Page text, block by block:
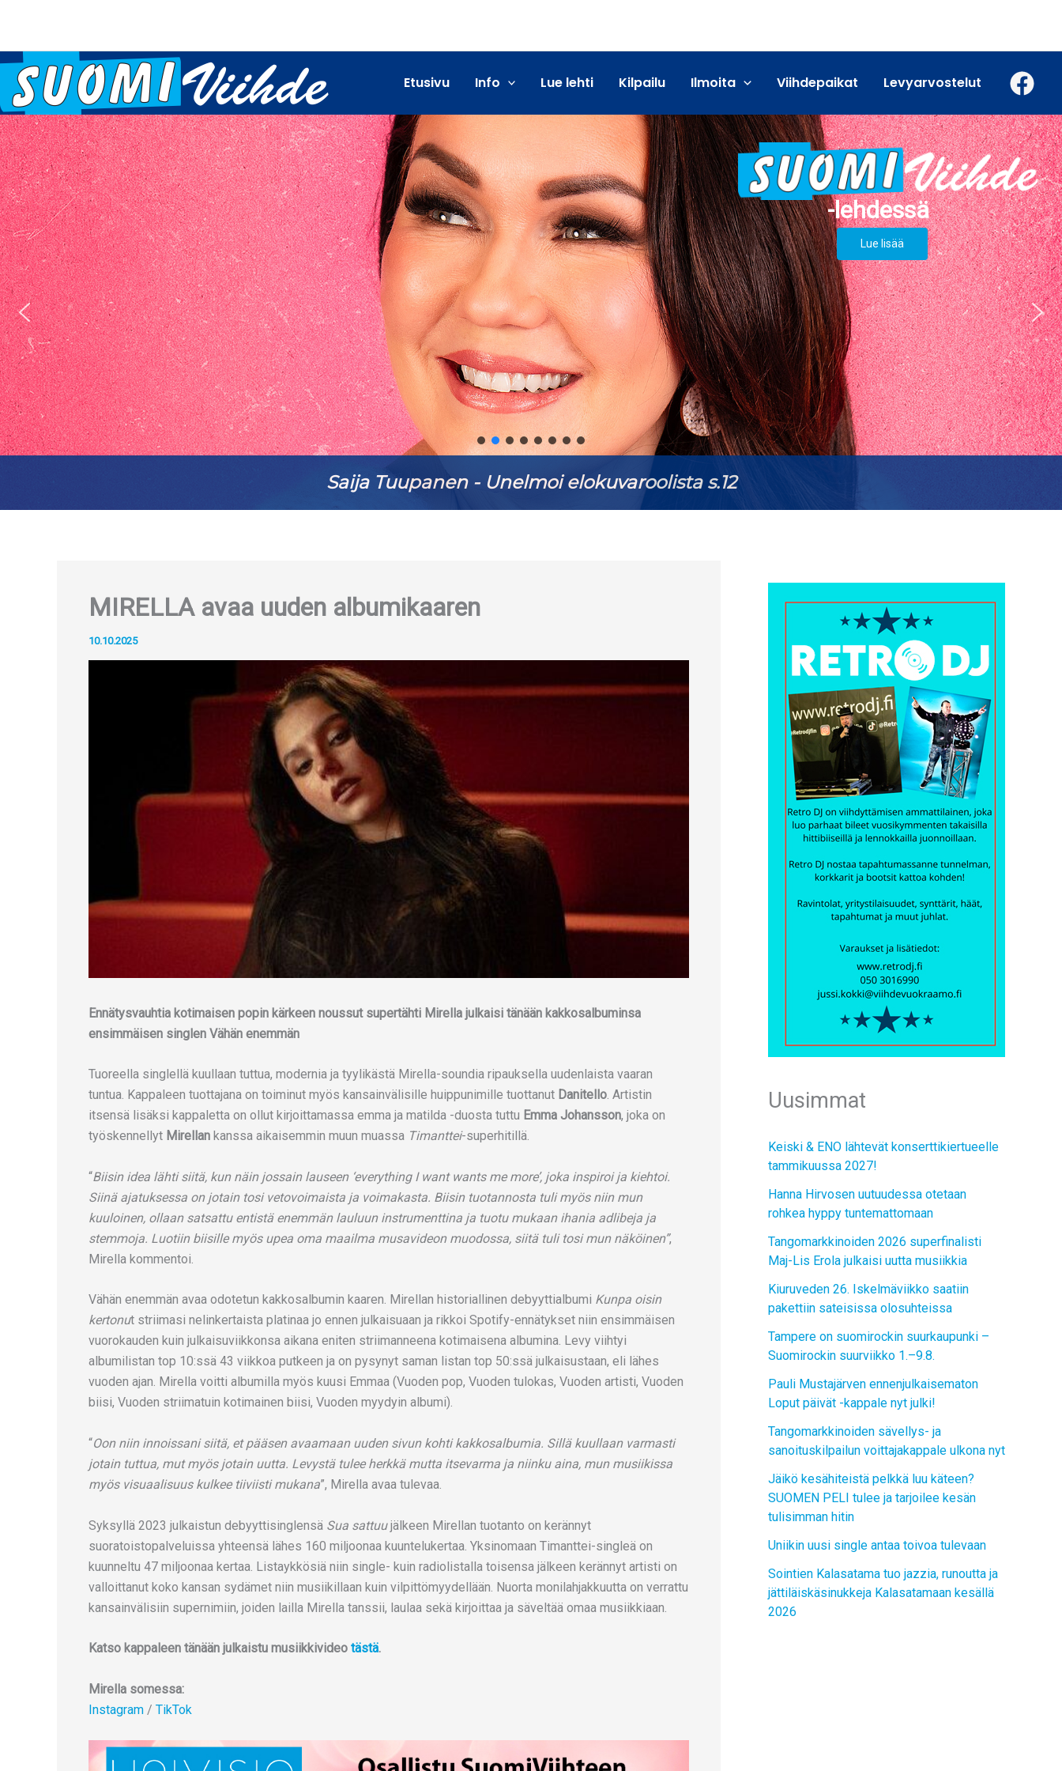
Etusivu Info Lue lehti Kilpailu Ilmoita Viihdepaikat Levyarvostelut
Lue lisää
Antti Ketonen - Keikkakesä kutsuu s. 18
MIRELLA avaa uuden albumikaaren
10.10.2025
Ennätysvauhtia kotimaisen popin kärkeen noussut supertähti Mirella julkaisi tänään kakkosalbuminsa
ensimmäisen singlen Vähän enemmän
Tuoreella singlellä kuullaan tuttua, modernia ja tyylikästä Mirella-soundia ripauksella uudenlaista vaaran
tuntua. Kappaleen tuottajana on toiminut myös kansainvälisille huippunimille tuottanut Danitello. Artistin
itsensä lisäksi kappaletta on ollut kirjoittamassa emma ja matilda -duosta tuttu Emma Johansson, joka on
työskennellyt Mirellan kanssa aikaisemmin muun muassa Timanttei-superhitillä.
“Biisin idea lähti siitä, kun näin jossain lauseen ‘everything I want wants me more’, joka inspiroi ja kiehtoi.
Siinä ajatuksessa on jotain tosi vetovoimaista ja voimakasta. Biisin tuotannosta tuli myös niin mun
kuuloinen, ollaan satsattu entistä enemmän lauluun instrumenttina ja tuotu mukaan ihania adlibeja ja
stemmoja. Luotiin biisille myös upea oma maailma musavideon muodossa, siitä tuli tosi mun näköinen”,
Mirella kommentoi.
Vähän enemmän avaa odotetun kakkosalbumin kaaren. Mirellan historiallinen debyyttialbumi Kunpa oisin
kertonut striimasi nelinkertaista platinaa jo ennen julkaisuaan ja rikkoi Spotify-ennätykset niin ensimmäisen
vuorokauden kuin julkaisuviikkonsa aikana eniten striimanneena kotimaisena albumina. Levy viihtyi
albumilistan top 10:ssä 43 viikkoa putkeen ja on pysynyt saman listan top 50:ssä julkaisustaan, eli lähes
vuoden ajan. Mirella voitti albumilla myös kuusi Emmaa (Vuoden pop, Vuoden tulokas, Vuoden artisti, Vuoden
biisi, Vuoden striimatuin kotimainen biisi, Vuoden myydyin albumi).
“Oon niin innoissani siitä, et pääsen avaamaan uuden sivun kohti kakkosalbumia. Sillä kuullaan varmasti
jotain tuttua, mut myös jotain uutta. Levystä tulee herkkä mutta itsevarma ja niinku aina, mun musiikissa
myös visuaalisuus kulkee tiiviisti mukana”, Mirella avaa tulevaa.
Syksyllä 2023 julkaistun debyyttisinglensä Sua sattuujälkeen Mirellan tuotanto on kerännyt
suoratoistopalveluissa yhteensä lähes 160 miljoonaa kuuntelukertaa. Yksinomaan Timanttei-singleä on
kuunneltu 47 miljoonaa kertaa. Listaykkösiä niin single- kuin radiolistalla toisensa jälkeen kerännyt artisti on
valloittanut koko kansan sydämet niin musiikillaan kuin vilpittömyydellään. Nuorta monilahjakkuutta on verrattu
kansainvälisiin supernimiin, joiden lailla Mirella tanssii, laulaa sekä kirjoittaa ja säveltää omaa musiikkiaan.
Katso kappaleen tänään julkaistu musiikkivideo tästä.
Mirella somessa:
Instagram / TikTok
Uusimmat
Keiski & ENO lähtevät konserttikiertueelle
tammikuussa 2027!
Hanna Hirvosen uutuudessa otetaan
rohkea hyppy tuntemattomaan
Tangomarkkinoiden 2026 superfinalisti
Maj-Lis Erola julkaisi uutta musiikkia
Kiuruveden 26. Iskelmäviikko saatiin
pakettiin sateisissa olosuhteissa
Tampere on suomirockin suurkaupunki –
Suomirockin suurviikko 1.–9.8.
Pauli Mustajärven ennenjulkaisematon
Loput päivät -kappale nyt julki!
Tangomarkkinoiden sävellys- ja
sanoituskilpailun voittajakappale ulkona nyt
Jäikö kesähiteistä pelkkä luu käteen?
SUOMEN PELI tulee ja tarjoilee kesän
tulisimman hitin
Uniikin uusi single antaa toivoa tulevaan
Sointien Kalasatama tuo jazzia, runoutta ja
jättiläiskäsinukkeja Kalasatamaan kesällä
2026